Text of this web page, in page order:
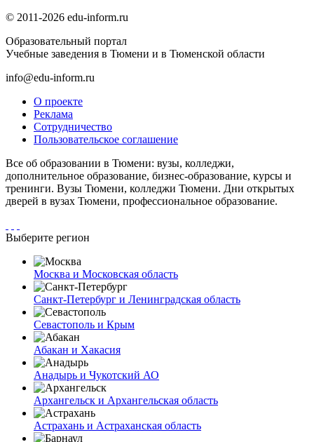
© 2011-2026 edu-inform.ru
Образовательный портал
Учебные заведения в Тюмени и в Тюменской области
info@edu-inform.ru
О проекте
Реклама
Сотрудничество
Пользовательское соглашение
Все об образовании в Тюмени: вузы, колледжи,
дополнительное образование, бизнес-образование, курсы и
тренинги. Вузы Тюмени, колледжи Тюмени. Дни открытых
дверей в вузах Тюмени, профессиональное образование.
Выберите регион
Москва и Московская область
Санкт-Петербург и Ленинградская область
Севастополь и Крым
Абакан и Хакасия
Анадырь и Чукотский АО
Архангельск и Архангельская область
Астрахань и Астраханская область